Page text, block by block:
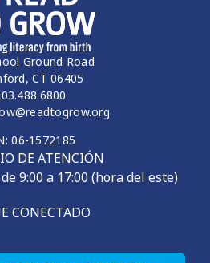
Ground Road
CT 06405
06-1572185
DE ATENCIÓN
9:00 a 17:00 (hora del este)
CONECTADO